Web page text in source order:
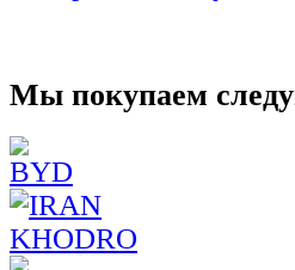
Мы покупаем